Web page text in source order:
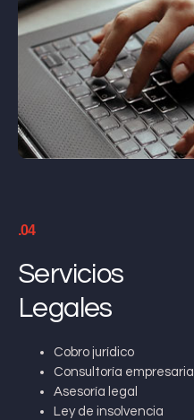
.04
Servicios
Legales
Cobro jurídico
Consultoría empresarial
Asesoría legal
Ley de insolvencia